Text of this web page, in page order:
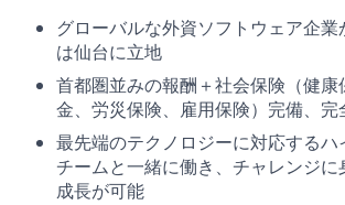
グローバルな外資ソフトウェア企業
は仙台に立地
首都圏並みの報酬＋社会保険（健康
金、労災保険、雇用保険）完備、完
最先端のテクノロジーに対応するハ
チームと一緒に働き、チャレンジ
成長が可能